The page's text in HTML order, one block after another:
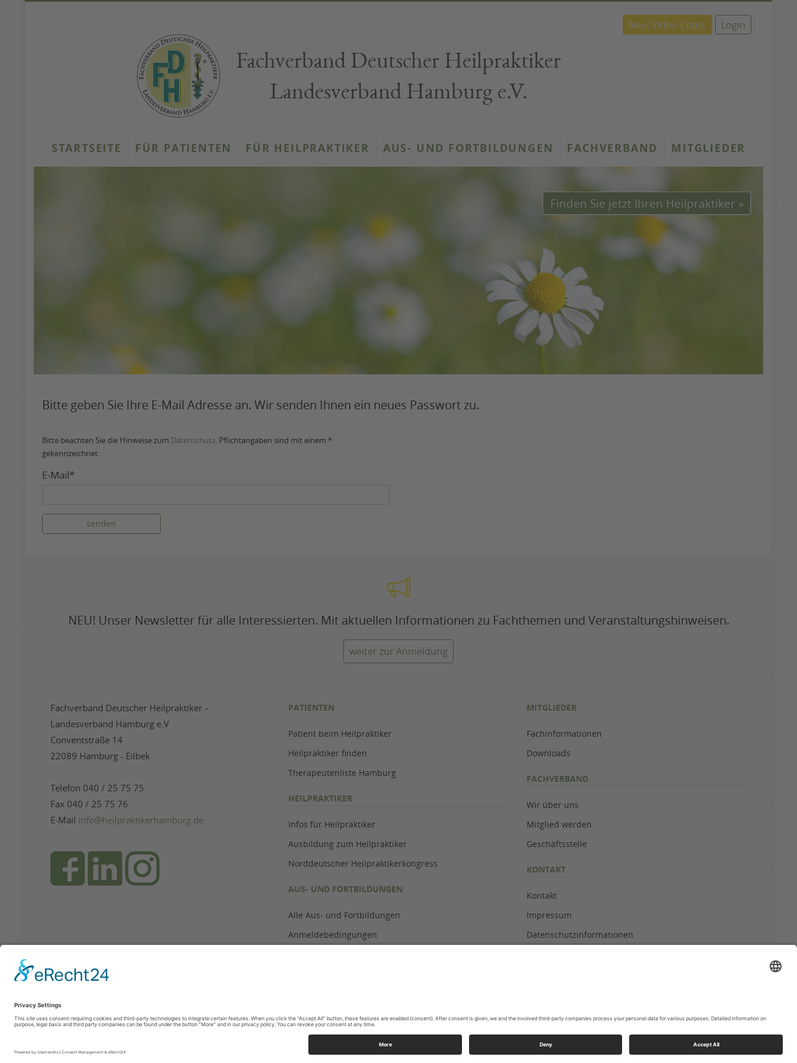
Neu! Video-Chats Login
Fachverband Deutscher Heilpraktiker
Landesverband Hamburg e.V.
STARTSEITE FÜR PATIENTEN FÜR HEILPRAKTIKER AUS- UND FORTBILDUNGEN FACHVERBAND MITGLIEDER
Finden Sie jetzt Ihren Heilpraktiker »
Bitte geben Sie Ihre E-Mail Adresse an. Wir senden Ihnen ein neues Passwort zu.
Bitte beachten Sie die Hinweise zum Datenschutz. Pflichtangaben sind mit einem *
gekennzeichnet.
E-Mail*
NEU! Unser Newsletter für alle Interessierten. Mit aktuellen Informationen zu Fachthemen und Veranstaltungshinweisen.
weiter zur Anmeldung
Fachverband Deutscher Heilpraktiker –
Landesverband Hamburg e.V
Conventstraße 14
22089 Hamburg - Eilbek
Telefon 040 / 25 75 75
Fax 040 / 25 75 76
E-Mail info@heilpraktikerhamburg.de
PATIENTEN
Patient beim Heilpraktiker
Heilpraktiker finden
Therapeutenliste Hamburg
HEILPRAKTIKER
Infos für Heilpraktiker
Ausbildung zum Heilpraktiker
Norddeutscher Heilpraktikerkongress
AUS- UND FORTBILDUNGEN
Alle Aus- und Fortbildungen
Anmeldebedingungen
MITGLIEDER
Fachinformationen
Downloads
FACHVERBAND
Wir über uns
Mitglied werden
Geschäftsstelle
KONTAKT
Kontakt
Impressum
Datenschutzinformationen
oben